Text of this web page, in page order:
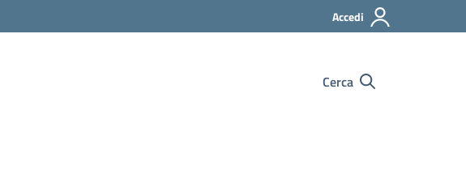
Accedi
Cerca